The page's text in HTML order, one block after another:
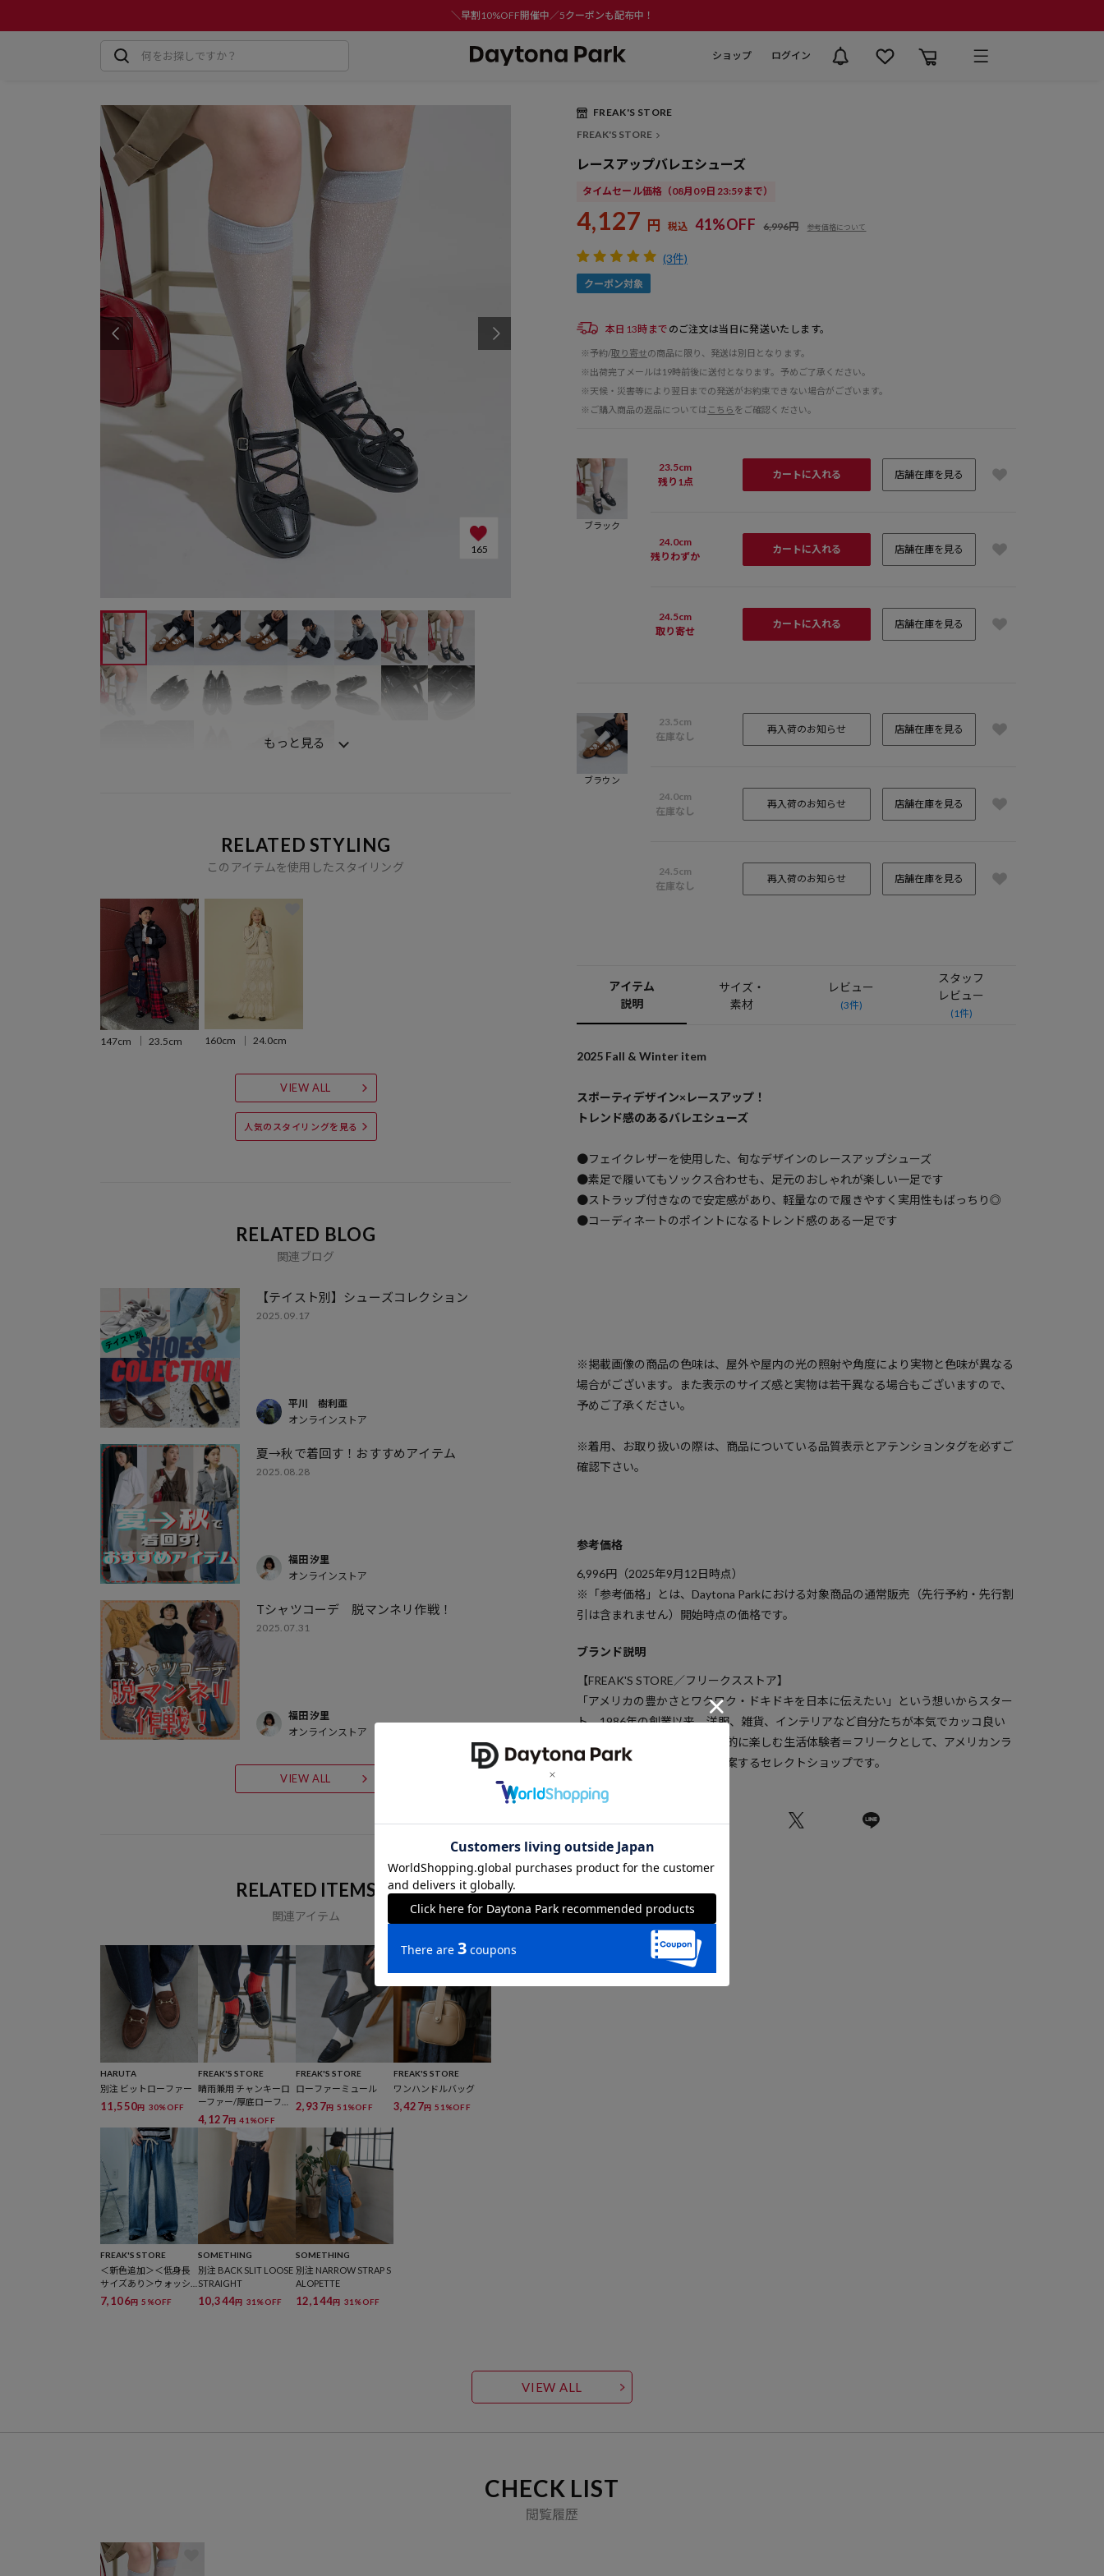
＼早割10%OFF開催中／5クーポンも配布中！
ショップ ログイン
165
もっと見る
RELATED STYLING
このアイテムを使用したスタイリング
147cm 23.5cm 160cm 24.0cm
VIEW ALL
人気のスタイリングを見る
RELATED BLOG
関連ブログ
【テイスト別】シューズコレクション
2025.09.17
平川 樹利亜
オンラインストア
夏→秋で着回す！おすすめアイテム
2025.08.28
福田 汐里
オンラインストア
Tシャツコーデ 脱マンネリ作戦！
2025.07.31
福田 汐里
オンラインストア
VIEW ALL
RELATED ITEMS
関連アイテム
HARUTA
別注 ビットローファー
11,550円 30%OFF
FREAK'S STORE
晴雨兼用 チャンキーロ
ーファー/厚底ローファ
ー
4,127円 41%OFF
FREAK'S STORE
ローファーミュール
2,937円 51%OFF
FREAK'S STORE
ワンハンドルバッグ
3,427円 51%OFF
FREAK'S STORE
＜新色追加＞＜低身長
サイズあり＞ウォッシ
ュ加工 イージーデニム
パンツ
7,106円 5%OFF
SOMETHING
別注 BACK SLIT LOOSE
STRAIGHT
10,344円 31%OFF
SOMETHING
別注 NARROW STRAP S
ALOPETTE
12,144円 31%OFF
FREAK'S STORE
FREAK'S STORE
レースアップバレエシューズ
タイムセール価格（08月09日 23:59まで）
4,127 円 税込 41%OFF 6,996円 参考価格について
(3件)
本日13時まで のご注文は当日に発送いたします。
※予約/取り寄せの商品に限り、発送は別日となります。
※出荷完了メールは19時前後に送付となります。予めご了承ください。
※天候・災害等により翌日までの発送がお約束できない場合がございます。
※ご購入商品の返品については こちら をご確認ください。
ブラック
23.5cm
残り1点
カートに入れる 店舗在庫を見る
24.0cm
残りわずか
カートに入れる 店舗在庫を見る
24.5cm
取り寄せ
カートに入れる 店舗在庫を見る
ブラウン
23.5cm
在庫なし
再入荷のお知らせ 店舗在庫を見る
24.0cm
在庫なし
再入荷のお知らせ 店舗在庫を見る
24.5cm
在庫なし
再入荷のお知らせ 店舗在庫を見る
アイテム
説明
サイズ・
素材
レビュー
(3件)
スタッフ
レビュー
(1件)
2025 Fall & Winter item
スポーティデザイン×レースアップ！
トレンド感のあるバレエシューズ
●フェイクレザーを使用した、旬なデザインのレースアップシューズ
●素足で履いてもソックス合わせも、足元のおしゃれが楽しい一足です
●ストラップ付きなので安定感があり、軽量なので履きやすく実用性もばっちり◎
●コーディネートのポイントになるトレンド感のある一足です
※掲載画像の商品の色味は、屋外や屋内の光の照射や角度により実物と色味が異なる
場合がございます。また表示のサイズ感と実物は若干異なる場合もございますので、
予めご了承ください。
※着用、お取り扱いの際は、商品についている品質表示とアテンションタグを必ずご
確認下さい。
参考価格
6,996円（2025年9月12日時点）
※「参考価格」とは、Daytona Parkにおける対象商品の通常販売（先行予約・先行割
引は含まれません）開始時点の価格です。
ブランド説明
【FREAK'S STORE／フリークスストア】
「アメリカの豊かさとワクワク・ドキドキを日本に伝えたい」という想いからスター
ト。1986年の創業以来、洋服、雑貨、インテリアなど自分たちが本気でカッコ良い
と思うものをセレクト。積極的に楽しむ生活体験者＝フリークとして、アメリカンラ
イフスタイルの楽しみ方を提案するセレクトショップです。
VIEW ALL
CHECK LIST
閲覧履歴